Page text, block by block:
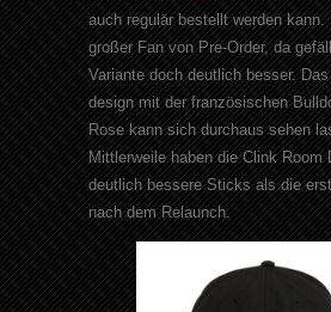
auch regulär bestellt werden
großer Fan von Pre-Order, da
Variante doch deutlich besser.
design mit der französischen
Rose kann sich durchaus sehen
Mittlerweile haben die Clink Room
deutlich bessere Sticks als die
nach dem Relaunch.